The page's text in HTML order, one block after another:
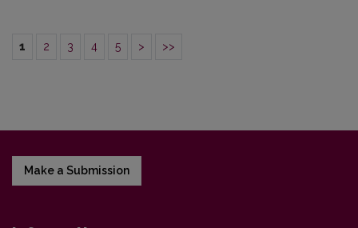
1 2 3 4 5 > >>
Make a Submission